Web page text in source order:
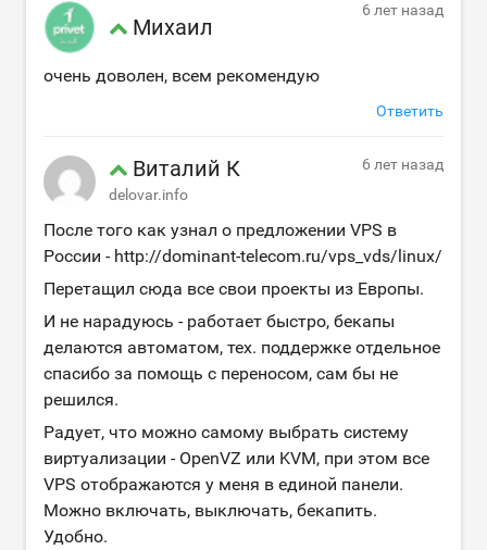
Михаил
6 лет назад
очень доволен, всем рекомендую
Ответить
Виталий К
delovar.info
6 лет назад
После того как узнал о предложении VPS в
России - http://dominant-telecom.ru/vps_vds/linux/
Перетащил сюда все свои проекты из Европы.
И не нарадуюсь - работает быстро, бекапы
делаются автоматом, тех. поддержке отдельное
спасибо за помощь с переносом, сам бы не
решился.
Радует, что можно самому выбрать систему
виртуализации - OpenVZ или KVM, при этом все
VPS отображаются у меня в единой панели.
Можно включать, выключать, бекапить.
Удобно.